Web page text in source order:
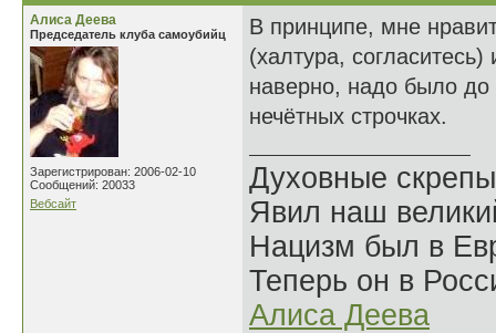
Алиса Деева
Председатель клуба самоубийц
Зарегистрирован: 2006-02-10
Сообщений: 20033
Вебсайт
В принципе, мне
(халтура,
наверно, надо было до
нечётных строчках.
Духовные
Явил наш
Нацизм был в
Теперь он в
Алиса Деева